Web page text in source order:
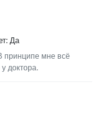
Да
принципе мне всё
доктора.